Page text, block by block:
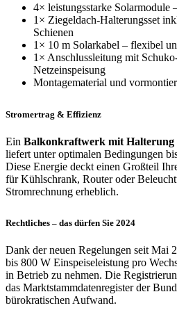
4× leistungsstarke Solarmodule
1× Ziegeldach-Halterungsset
Schienen
1× 10 m Solarkabel – flexibel
1× Anschlussleitung mit
Netzeinspeisung
Montagematerial und
Stromertrag & Effizienz
Ein Balkonkraftwerk mit Halterung
liefert unter optimalen Bedingungen
Diese Energie deckt einen Großteil
für Kühlschrank, Router oder
Stromrechnung erheblich.
Rechtliches – das dürfen Sie 2024
Dank der neuen Regelungen seit Mai
bis 800 W Einspeiseleistung pro
in Betrieb zu nehmen. Die
das Marktstammdatenregister der
bürokratischen Aufwand.